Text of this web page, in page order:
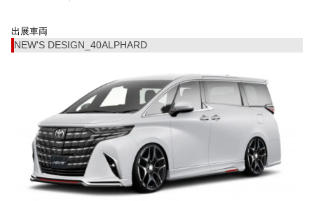
イメージガール
開催概要 会場アクセス メディア・Media
出展者・Exhibitor 業界関係者・Trade Visitor
出展車両
NEW'S DESIGN_40ALPHARD